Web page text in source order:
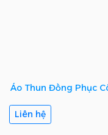
Áo Thun Đồng Phục
Liên hệ